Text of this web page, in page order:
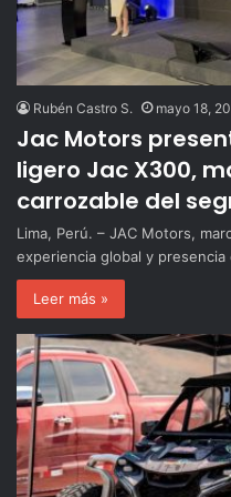
Rubén Castro S. mayo 18,
Jac Motors
ligero Jac X300,
carrozable del
Lima, Perú. – JAC Motors,
experiencia global y
Leer más »